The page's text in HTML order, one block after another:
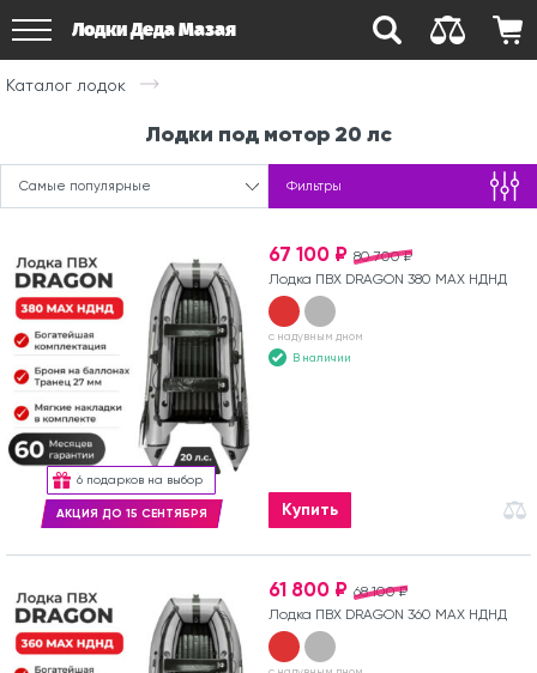
Лодки Деда Мазая
Каталог лодок
Лодки под мотор 20 лс
Самые популярные Фильтры
6 подарков на выбор
АКЦИЯ ДО 15 СЕНТЯБРЯ
80 700 ₽
67 100 ₽
Лодка ПВХ DRAGON 380 MAX НДНД
с надувным дном
В наличии
Купить
68 100 ₽
61 800 ₽
Лодка ПВХ DRAGON 360 MAX НДНД